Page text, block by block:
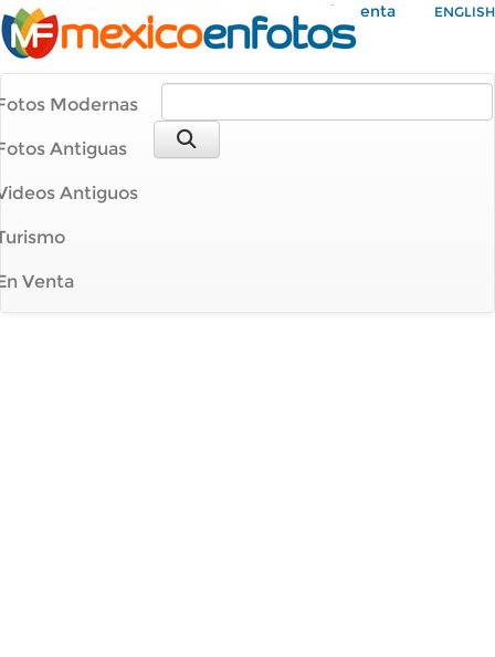
Mi Cuenta ENGLISH
Modernas
Antiguas
Antiguos
Venta